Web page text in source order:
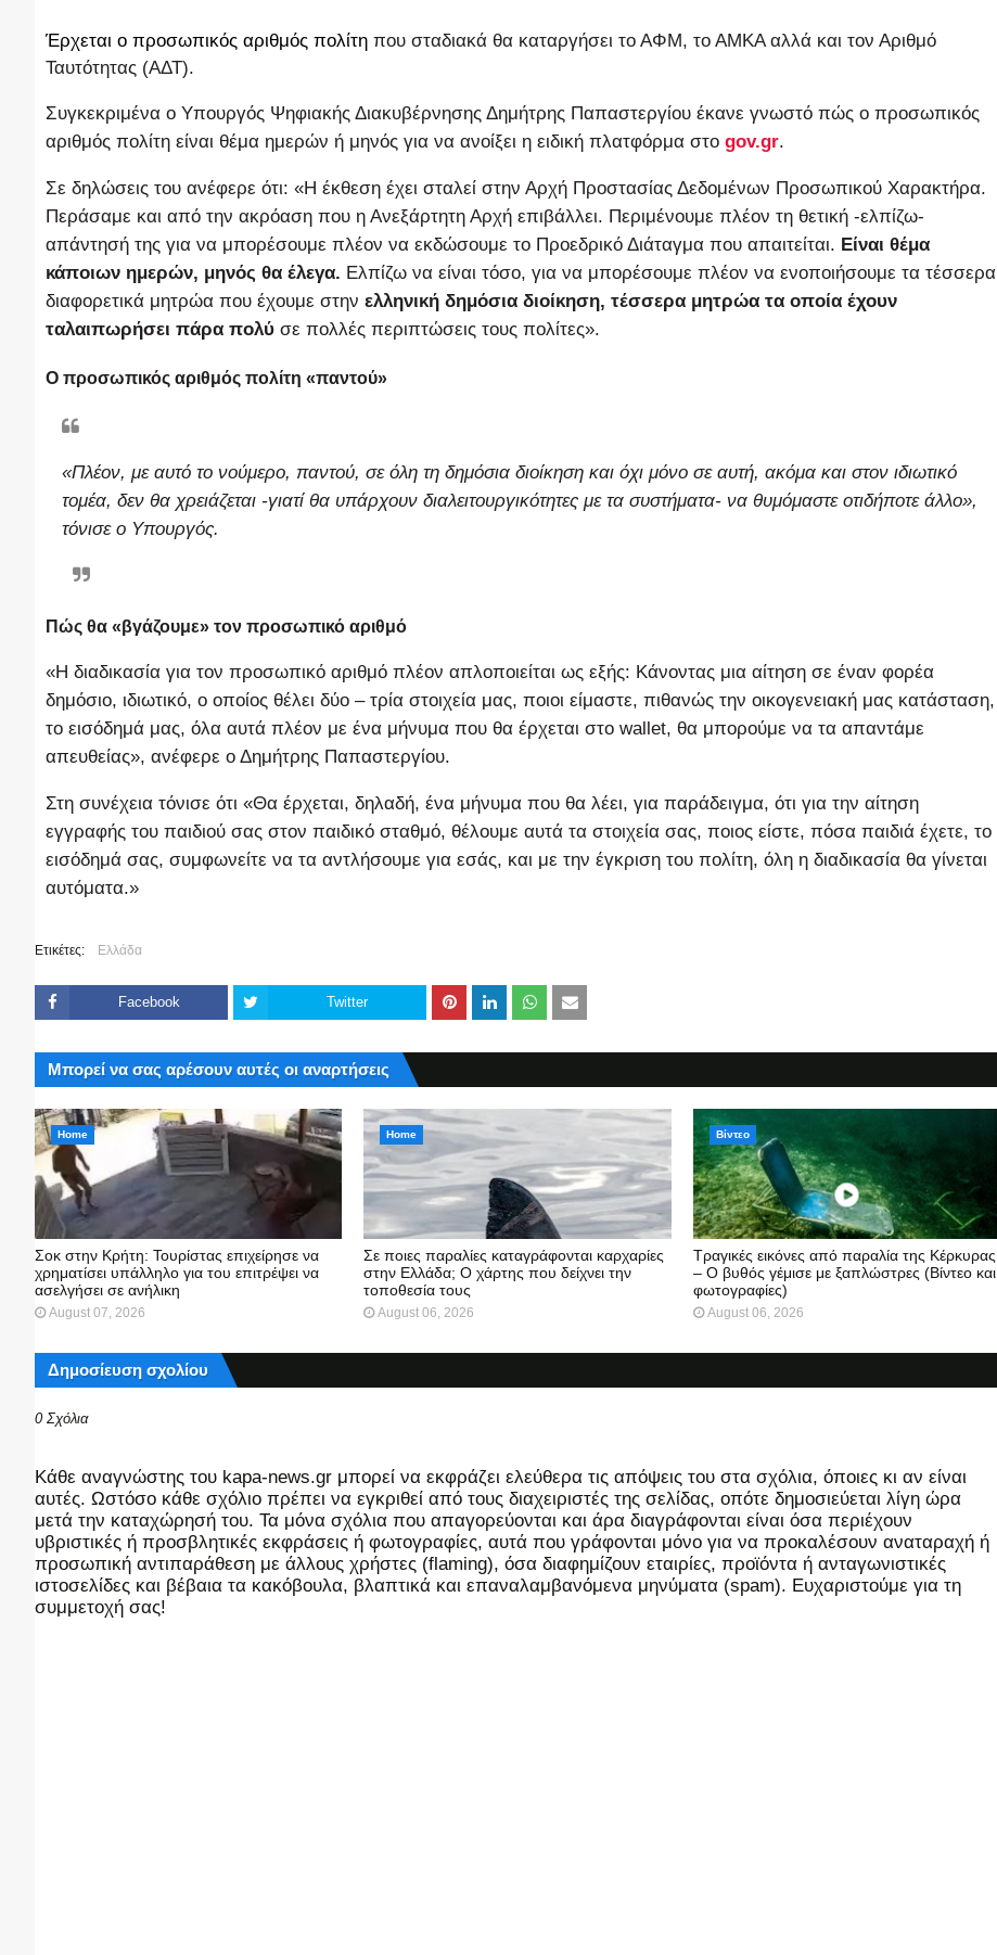
Έρχεται ο προσωπικός αριθμός πολίτη που σταδιακά θα καταργήσει το ΑΦΜ, το ΑΜΚΑ αλλά και τον Αριθμό
Ταυτότητας (ΑΔΤ).
Συγκεκριμένα ο Υπουργός Ψηφιακής Διακυβέρνησης Δημήτρης Παπαστεργίου έκανε γνωστό πώς ο προσωπικός
αριθμός πολίτη είναι θέμα ημερών ή μηνός για να ανοίξει η ειδική πλατφόρμα στο gov.gr.
Σε δηλώσεις του ανέφερε ότι: «Η έκθεση έχει σταλεί στην Αρχή Προστασίας Δεδομένων Προσωπικού Χαρακτήρα.
Περάσαμε και από την ακρόαση που η Ανεξάρτητη Αρχή επιβάλλει. Περιμένουμε πλέον τη θετική -ελπίζω-
απάντησή της για να μπορέσουμε πλέον να εκδώσουμε το Προεδρικό Διάταγμα που απαιτείται. Είναι θέμα
κάποιων ημερών, μηνός θα έλεγα. Ελπίζω να είναι τόσο, για να μπορέσουμε πλέον να ενοποιήσουμε τα τέσσερα
διαφορετικά μητρώα που έχουμε στην ελληνική δημόσια διοίκηση, τέσσερα μητρώα τα οποία έχουν
ταλαιπωρήσει πάρα πολύ σε πολλές περιπτώσεις τους πολίτες».
Ο προσωπικός αριθμός πολίτη «παντού»
«Πλέον, με αυτό το νούμερο, παντού, σε όλη τη δημόσια διοίκηση και όχι μόνο σε αυτή, ακόμα και στον ιδιωτικό
τομέα, δεν θα χρειάζεται -γιατί θα υπάρχουν διαλειτουργικότητες με τα συστήματα- να θυμόμαστε οτιδήποτε άλλο»,
τόνισε ο Υπουργός.
Πώς θα «βγάζουμε» τον προσωπικό αριθμό
«Η διαδικασία για τον προσωπικό αριθμό πλέον απλοποιείται ως εξής: Κάνοντας μια αίτηση σε έναν φορέα
δημόσιο, ιδιωτικό, ο οποίος θέλει δύο – τρία στοιχεία μας, ποιοι είμαστε, πιθανώς την οικογενειακή μας κατάσταση,
το εισόδημά μας, όλα αυτά πλέον με ένα μήνυμα που θα έρχεται στο wallet, θα μπορούμε να τα απαντάμε
απευθείας», ανέφερε ο Δημήτρης Παπαστεργίου.
Στη συνέχεια τόνισε ότι «Θα έρχεται, δηλαδή, ένα μήνυμα που θα λέει, για παράδειγμα, ότι για την αίτηση
εγγραφής του παιδιού σας στον παιδικό σταθμό, θέλουμε αυτά τα στοιχεία σας, ποιος είστε, πόσα παιδιά έχετε, το
εισόδημά σας, συμφωνείτε να τα αντλήσουμε για εσάς, και με την έγκριση του πολίτη, όλη η διαδικασία θα γίνεται
αυτόματα.»
Ετικέτες: Ελλάδα
Facebook Twitter
Μπορεί να σας αρέσουν αυτές οι αναρτήσεις
Home
Σοκ στην Κρήτη: Τουρίστας επιχείρησε να
χρηματίσει υπάλληλο για του επιτρέψει να
ασελγήσει σε ανήλικη
August 07, 2026
Home
Σε ποιες παραλίες καταγράφονται καρχαρίες
στην Ελλάδα; Ο χάρτης που δείχνει την
τοποθεσία τους
August 06, 2026
Βίντεο
Τραγικές εικόνες από παραλία της Κέρκυρας
– Ο βυθός γέμισε με ξαπλώστρες (Βίντεο και
φωτογραφίες)
August 06, 2026
Δημοσίευση σχολίου
0 Σχόλια
Kάθε αναγνώστης του kapa-news.gr μπορεί να εκφράζει ελεύθερα τις απόψεις του στα σχόλια, όποιες κι αν είναι
αυτές. Ωστόσο κάθε σχόλιο πρέπει να εγκριθεί από τους διαχειριστές της σελίδας, οπότε δημοσιεύεται λίγη ώρα
μετά την καταχώρησή του. Τα μόνα σχόλια που απαγορεύονται και άρα διαγράφονται είναι όσα περιέχουν
υβριστικές ή προσβλητικές εκφράσεις ή φωτογραφίες, αυτά που γράφονται μόνο για να προκαλέσουν αναταραχή ή
προσωπική αντιπαράθεση με άλλους χρήστες (flaming), όσα διαφημίζουν εταιρίες, προϊόντα ή ανταγωνιστικές
ιστοσελίδες και βέβαια τα κακόβουλα, βλαπτικά και επαναλαμβανόμενα μηνύματα (spam). Ευχαριστούμε για τη
συμμετοχή σας!